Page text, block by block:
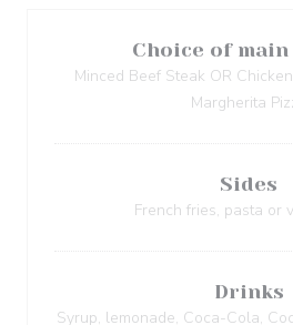
Choice of
Minced Beef Steak OR
Margherita
Sides
French fries, pasta or
Drinks
Syrup, lemonade, Coca-Cola,